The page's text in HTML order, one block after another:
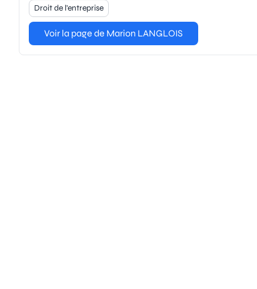
Droit de l'entreprise
Voir la page de Marion LANGLOIS